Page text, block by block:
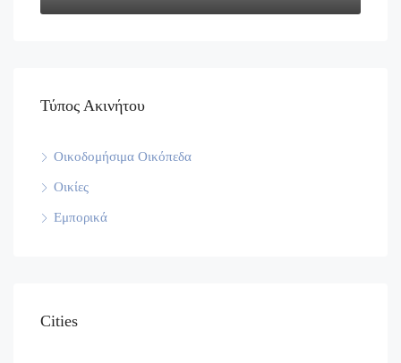
Τύπος Ακινήτου
Οικοδομήσιμα Οικόπεδα
Οικίες
Εμπορικά
Cities